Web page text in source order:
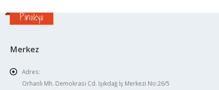
Pinokyo
Merkez
Adres:
Orhanlı Mh. Demokrasi Cd. Işıkdağ İş Merkezi No:26/5